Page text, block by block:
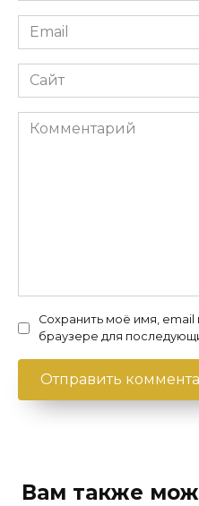
Email
*
Сайт
Комментарий
Сохранить моё имя, email
браузере для
Вам также